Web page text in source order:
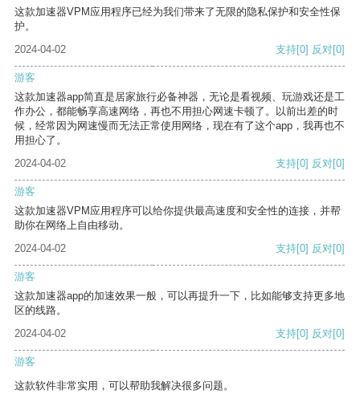
这款加速器VPM应用程序已经为我们带来了无限的隐私保护和安全性保
护。
2024-04-02
支持[0] 反对[0]
游客
这款加速器app简直是居家旅行必备神器，无论是看视频、玩游戏还是工
作办公，都能畅享高速网络，再也不用担心网速卡顿了。以前出差的时
候，经常因为网速慢而无法正常使用网络，现在有了这个app，我再也不
用担心了。
2024-04-02
支持[0] 反对[0]
游客
这款加速器VPM应用程序可以给你提供最高速度和安全性的连接，并帮
助你在网络上自由移动。
2024-04-02
支持[0] 反对[0]
游客
这款加速器app的加速效果一般，可以再提升一下，比如能够支持更多地
区的线路。
2024-04-02
支持[0] 反对[0]
游客
这款软件非常实用，可以帮助我解决很多问题。